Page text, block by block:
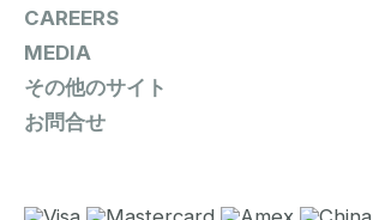
CAREERS
MEDIA
その他のサイト
お問合せ